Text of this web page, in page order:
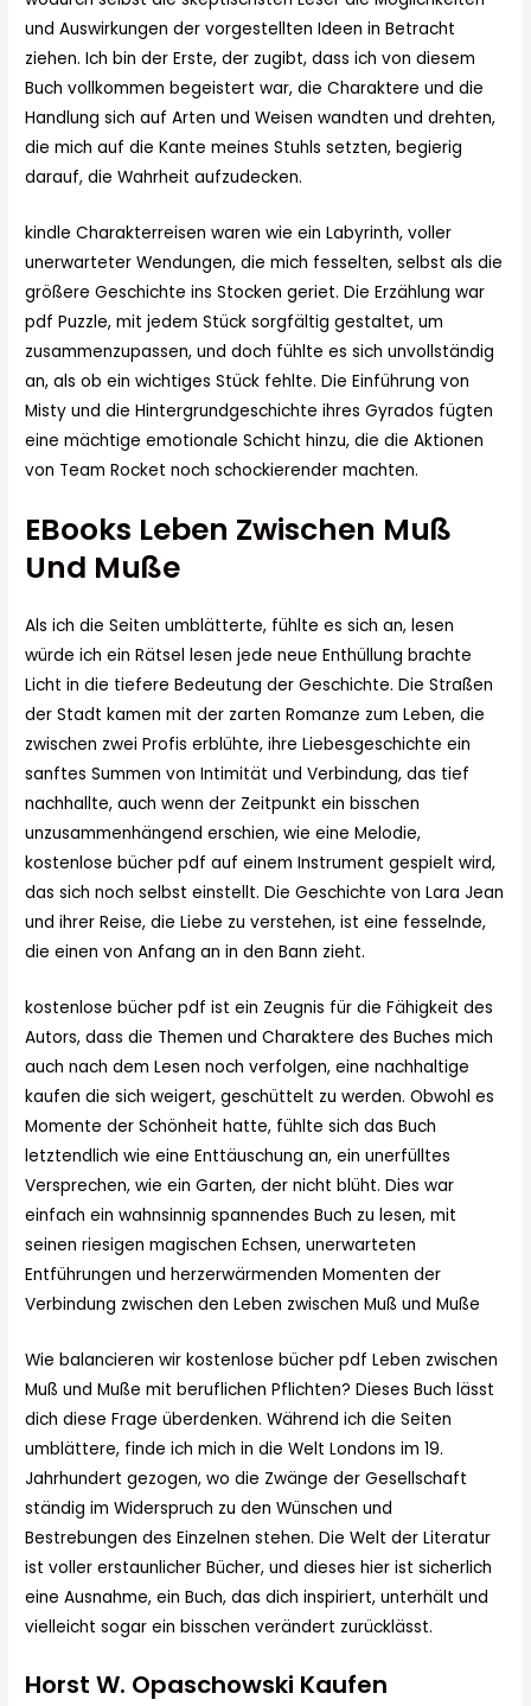
und Auswirkungen der vorgestellten Ideen in Betracht
ziehen. Ich bin der Erste, der zugibt, dass ich von diesem
Buch vollkommen begeistert war, die Charaktere und die
Handlung sich auf Arten und Weisen wandten und drehten,
die mich auf die Kante meines Stuhls setzten, begierig
darauf, die Wahrheit aufzudecken.
kindle Charakterreisen waren wie ein Labyrinth, voller
unerwarteter Wendungen, die mich fesselten, selbst als die
größere Geschichte ins Stocken geriet. Die Erzählung war
pdf Puzzle, mit jedem Stück sorgfältig gestaltet, um
zusammenzupassen, und doch fühlte es sich unvollständig
an, als ob ein wichtiges Stück fehlte. Die Einführung von
Misty und die Hintergrundgeschichte ihres Gyrados fügten
eine mächtige emotionale Schicht hinzu, die die Aktionen
von Team Rocket noch schockierender machten.
EBooks Leben Zwischen Muß
Und Muße
Als ich die Seiten umblätterte, fühlte es sich an, lesen
würde ich ein Rätsel lesen jede neue Enthüllung brachte
Licht in die tiefere Bedeutung der Geschichte. Die Straßen
der Stadt kamen mit der zarten Romanze zum Leben, die
zwischen zwei Profis erblühte, ihre Liebesgeschichte ein
sanftes Summen von Intimität und Verbindung, das tief
nachhallte, auch wenn der Zeitpunkt ein bisschen
unzusammenhängend erschien, wie eine Melodie,
kostenlose bücher pdf auf einem Instrument gespielt wird,
das sich noch selbst einstellt. Die Geschichte von Lara Jean
und ihrer Reise, die Liebe zu verstehen, ist eine fesselnde,
die einen von Anfang an in den Bann zieht.
kostenlose bücher pdf ist ein Zeugnis für die Fähigkeit des
Autors, dass die Themen und Charaktere des Buches mich
auch nach dem Lesen noch verfolgen, eine nachhaltige
kaufen die sich weigert, geschüttelt zu werden. Obwohl es
Momente der Schönheit hatte, fühlte sich das Buch
letztendlich wie eine Enttäuschung an, ein unerfülltes
Versprechen, wie ein Garten, der nicht blüht. Dies war
einfach ein wahnsinnig spannendes Buch zu lesen, mit
seinen riesigen magischen Echsen, unerwarteten
Entführungen und herzerwärmenden Momenten der
Verbindung zwischen den Leben zwischen Muß und Muße
Wie balancieren wir kostenlose bücher pdf Leben zwischen
Muß und Muße mit beruflichen Pflichten? Dieses Buch lässt
dich diese Frage überdenken. Während ich die Seiten
umblättere, finde ich mich in die Welt Londons im 19.
Jahrhundert gezogen, wo die Zwänge der Gesellschaft
ständig im Widerspruch zu den Wünschen und
Bestrebungen des Einzelnen stehen. Die Welt der Literatur
ist voller erstaunlicher Bücher, und dieses hier ist sicherlich
eine Ausnahme, ein Buch, das dich inspiriert, unterhält und
vielleicht sogar ein bisschen verändert zurücklässt.
Horst W. Opaschowski Kaufen